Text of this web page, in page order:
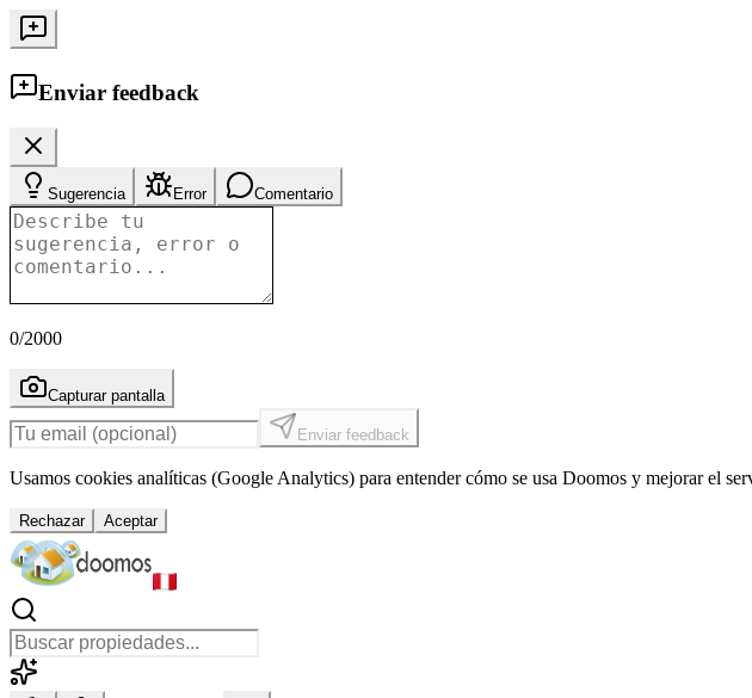
Enviar feedback
Sugerencia Error Comentario
0/2000
Capturar pantalla
Enviar feedback
Usamos cookies analíticas (Google Analytics) para entender cómo se usa Doomos y mejorar el
Rechazar Aceptar